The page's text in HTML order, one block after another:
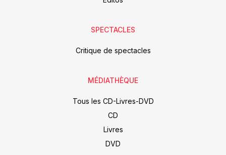
SPECTACLES
Critique de spectacles
MÉDIATHÈQUE
Tous les CD-Livres-DVD
CD
Livres
DVD